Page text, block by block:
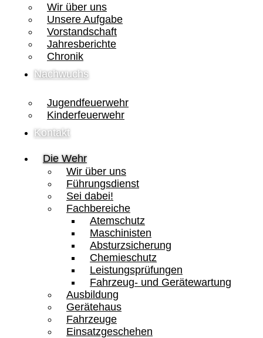
Wir über uns
Unsere Aufgabe
Vorstandschaft
Jahresberichte
Chronik
Nachwuchs
Jugendfeuerwehr
Kinderfeuerwehr
Kontakt
Die Wehr
Wir über uns
Führungsdienst
Sei dabei!
Fachbereiche
Atemschutz
Maschinisten
Absturzsicherung
Chemieschutz
Leistungsprüfungen
Fahrzeug- und Gerätewartung
Ausbildung
Gerätehaus
Fahrzeuge
Einsatzgeschehen